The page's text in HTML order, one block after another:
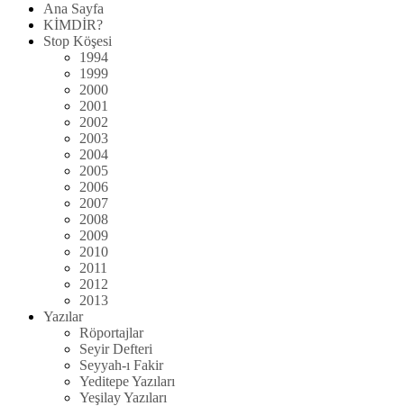
Ana Sayfa
KİMDİR?
Stop Köşesi
1994
1999
2000
2001
2002
2003
2004
2005
2006
2007
2008
2009
2010
2011
2012
2013
Yazılar
Röportajlar
Seyir Defteri
Seyyah-ı Fakir
Yeditepe Yazıları
Yeşilay Yazıları